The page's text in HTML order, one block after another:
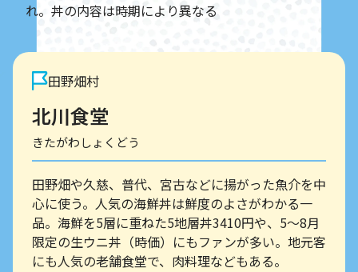
れ。丼の内容は時期により異なる
田野畑村
北川食堂
きたがわしょくどう
田野畑や久慈、普代、宮古などに揚がった魚介を中
心に使う。人気の海鮮丼は鮮度のよさがわかる一
品。海鮮を5層に重ねた5地層丼3410円や、5～8月
限定の生ウニ丼（時価）にもファンが多い。地元客
にも人気の老舗食堂で、肉料理などもある。